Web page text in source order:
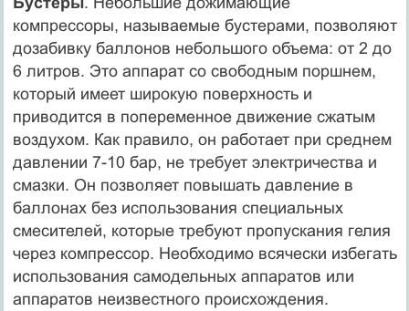
компрессоры, называемые бустерами, позволяют
дозабивку баллонов небольшого объема: от 2 до
6 литров. Это аппарат со свободным поршнем,
который имеет широкую поверхность и
приводится в попеременное движение сжатым
воздухом. Как правило, он работает при среднем
давлении 7-10 бар, не требует электричества и
смазки. Он позволяет повышать давление в
баллонах без использования специальных
смесителей, которые требуют пропускания гелия
через компрессор. Необходимо всячески избегать
использования самодельных аппаратов или
аппаратов неизвестного происхождения.